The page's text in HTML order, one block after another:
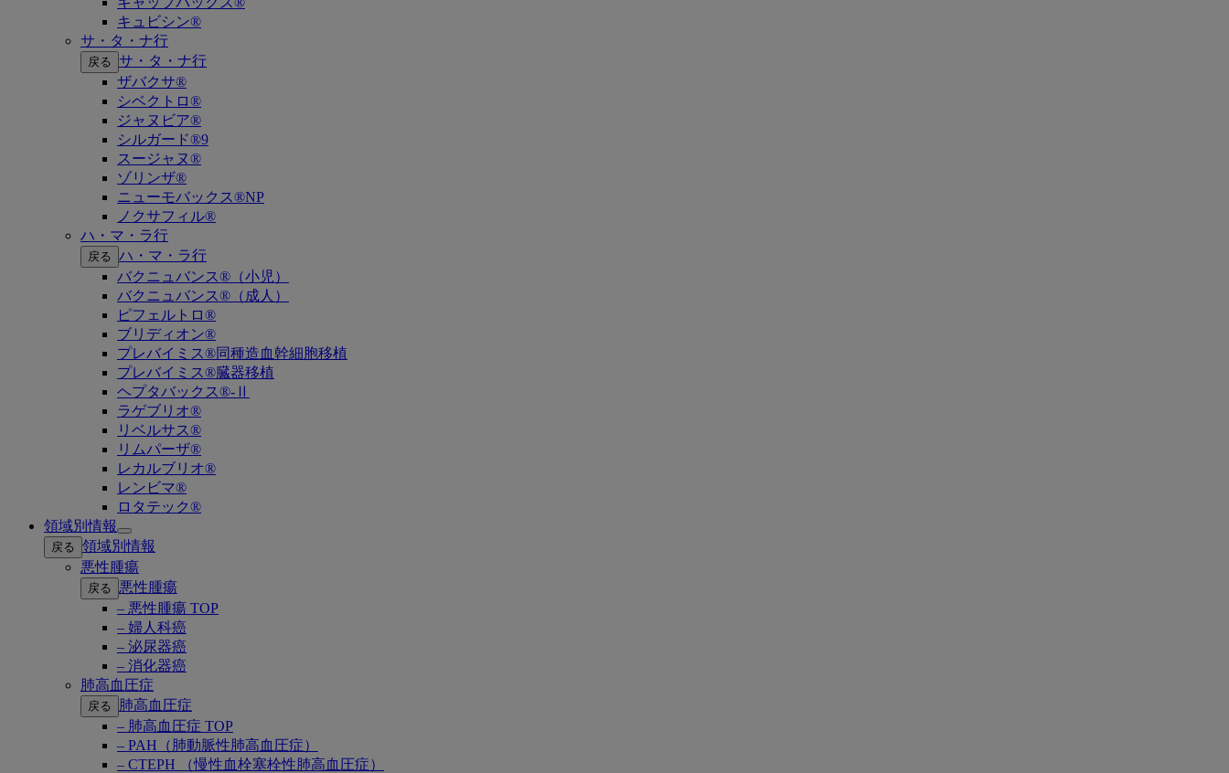
キュビシン®
サ・タ・ナ行
戻る サ・タ・ナ行
ザバクサ®
シベクトロ®
ジャヌビア®
シルガード®9
スージャヌ®
ゾリンザ®
ニューモバックス®NP
ノクサフィル®
ハ・マ・ラ行
戻る ハ・マ・ラ行
バクニュバンス®（小児）
バクニュバンス®（成人）
ピフェルトロ®
ブリディオン®
プレバイミス®同種造血幹細胞移植
プレバイミス®臓器移植
ヘプタバックス®-Ⅱ
ラゲブリオ®
リベルサス®
リムパーザ®
レカルブリオ®
レンビマ®
ロタテック®
領域別情報
Open
submenu
戻る 領域別情報
悪性腫瘍
戻る
悪性腫瘍
– 悪性腫瘍 TOP
– 婦人科癌
– 泌尿器癌
– 消化器癌
肺高血圧症
戻る
肺高血圧症
– 肺高血圧症 TOP
– PAH（肺動脈性肺高血圧症）
– CTEPH （慢性血栓塞栓性肺高血圧症）